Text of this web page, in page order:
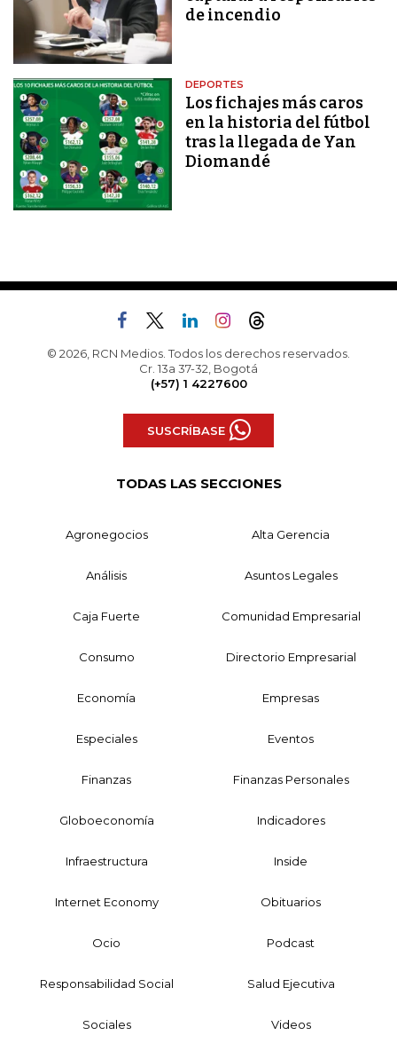
de incendio
DEPORTES
Los fichajes más caros
en la historia del fútbol
tras la llegada de Yan
Diomandé
© 2026, RCN Medios. Todos los derechos reservados.
Cr. 13a 37-32, Bogotá
(+57) 1 4227600
SUSCRÍBASE
TODAS LAS SECCIONES
Agronegocios Alta Gerencia
Análisis Asuntos Legales
Caja Fuerte Comunidad Empresarial
Consumo Directorio Empresarial
Economía Empresas
Especiales Eventos
Finanzas Finanzas Personales
Globoeconomía Indicadores
Infraestructura Inside
Internet Economy Obituarios
Ocio Podcast
Responsabilidad Social Salud Ejecutiva
Sociales Videos